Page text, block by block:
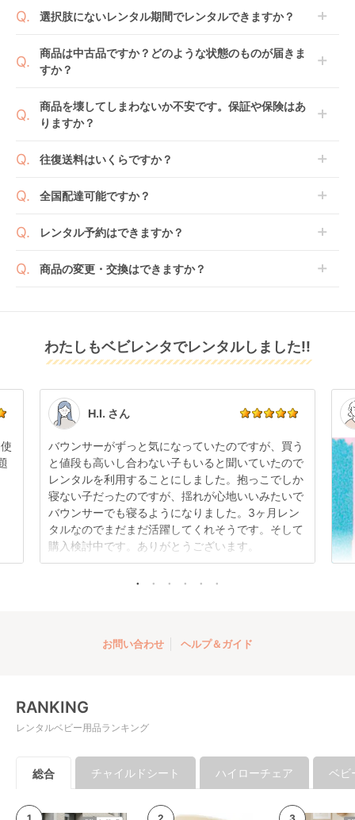
開始日1日目となります。
日までに配送業者（佐川急便）に商品の引渡しとなり
ます。
選択肢にないレンタル期間でレンタルできますか？
間の利用が可能です。
例えば4ヶ月の場合、3ヶ月レンタル＋1ヶ月延長とし
の上で、早期にご返却ください。
商品は中古品ですか？どのような状態のものが届きま
すか？
のもございます。
新品商品はメーカーから仕入れた状態のものをお送り
走行テストを行う場合がございます。
となる場合がございます。その際、メーカーの都合に
場合や、在庫切れによりご注文をキャンセルさせてい
い。
※万が一キャンセルとなった場合には、代金は全額ご
てお届けしております。そのため、小さなキズや使用
感はございますが、故障や大きなキズ、シミなどのリ
す。
点検清掃については
もご確認ください。
商品を壊してしまわないか不安です。保証や保険はあ
りますか？
おります。
ョンをご購入ください。
詳しくはこちらをご確認ください。
往復送料はいくらですか？
へ入れ、カートページから住所を入力すると送料が確
全国配達可能ですか？
※空港への配達はご対応できかねますのであらかじめ
レンタル予約はできますか？
可能ですので、商品のご注文時にご希望のお日にちに
商品の変更・交換はできますか？
また、レンタル期間の変更も商品発送前であれば変更
可能です。
い。
わたしもベビレンタでレンタルしました!!
H.I. さん
バウンサーがずっと気になっていたのですが、買う
と値段も高いし合わない子もいると聞いていたので
レンタルを利用することにしました。抱っこでしか
寝ない子だったのですが、揺れが心地いいみたいで
バウンサーでも寝るようになりました。3ヶ月レン
タルなのでまだまだ活躍してくれそうです。そして
購入検討中です。ありがとうございます。
お問い合わせ ヘルプ＆ガイド
RANKING
レンタルベビー用品ランキング
総合 チャイルドシート ハイローチェア ベビ